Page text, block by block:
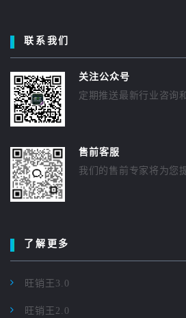
联系我们
关注公众号
定期推送最新行业咨询
售前客服
我们的售前专家将为您
了解更多
旺销王3.0
旺销王2.0